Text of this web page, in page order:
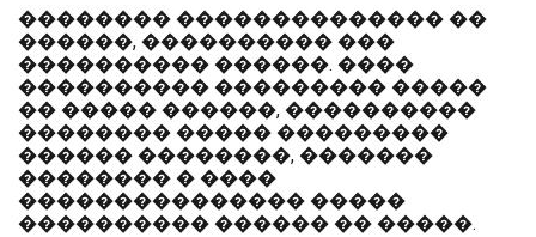
�������� �������������� ��
������, ���������� ���
���������� ������. ����
���������� ��������� �����
�� ����� ������, ����������
�������� ����� ���������
������ ��������, �������
�������� � ����
��������������� �����
���������� ������ �� �����.